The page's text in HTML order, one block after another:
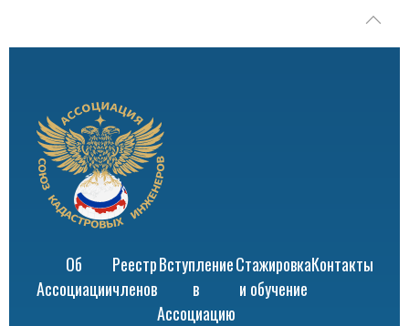
Об
Ассоциации
Реестр
членов
Вступление
в
Ассоциацию
Стажировка
и обучение
Контакты